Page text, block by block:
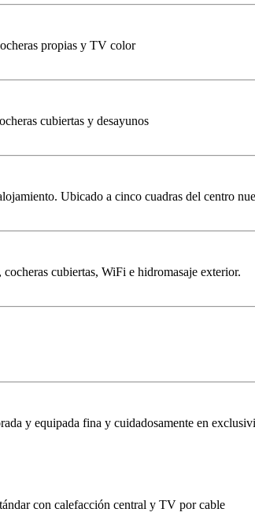
propias y TV color
cubiertas y desayunos
Ubicado a cinco cuadras del centro
cubiertas, WiFi e hidromasaje exterior.
y equipada fina y cuidadosamente en
con calefacción central y TV por cable